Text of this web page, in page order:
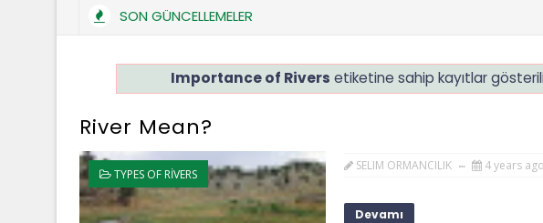
SON GÜNCELLEMELER
Importance of Rivers etiketine sahip kayıtlar
River Mean?
TYPES OF RIVERS
SELIM ORMANCILIK 4 years ago
Devamı